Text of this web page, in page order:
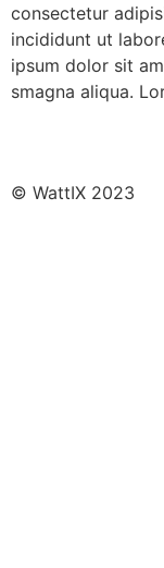
consectetur
incididunt ut
ipsum dolor sit
smagna aliqua.
© WattIX 2023